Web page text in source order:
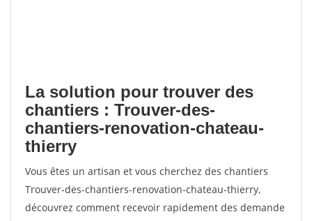
La solution pour trouver des
chantiers : Trouver-des-
chantiers-renovation-chateau-
thierry
Vous êtes un artisan et vous cherchez des chantiers
Trouver-des-chantiers-renovation-chateau-thierry,
découvrez comment recevoir rapidement des demande